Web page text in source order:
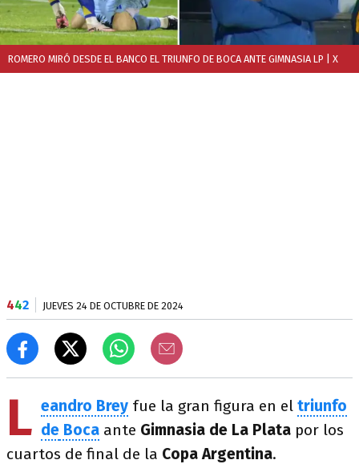
ROMERO MIRÓ DESDE EL BANCO EL TRIUNFO DE BOCA ANTE GIMNASIA LP | X
442 JUEVES 24 DE OCTUBRE DE 2024
L eandro Brey fue la gran figura en el triunfo
de Boca ante Gimnasia de La Plata por los
cuartos de final de la Copa Argentina.